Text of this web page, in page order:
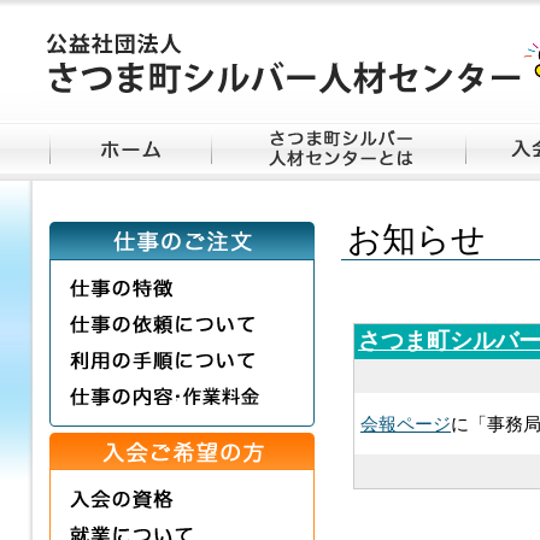
お知らせ
さつま町シルバ
会報ページに「事務